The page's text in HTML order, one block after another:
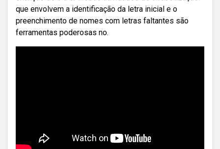
que envolvem a identificação da letra inicial e o
preenchimento de nomes com letras faltantes são
ferramentas poderosas no.